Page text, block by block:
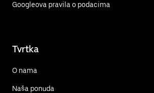
Googleova pravila o podacima
Tvrtka
O nama
Naša ponuda